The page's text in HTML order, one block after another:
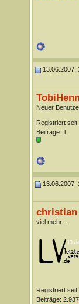
13.06.2007,
Neuer
Registriert
Beiträge: 1
13.06.2007,
christian
viel mehr...
Registriert
Beiträge: 2.937